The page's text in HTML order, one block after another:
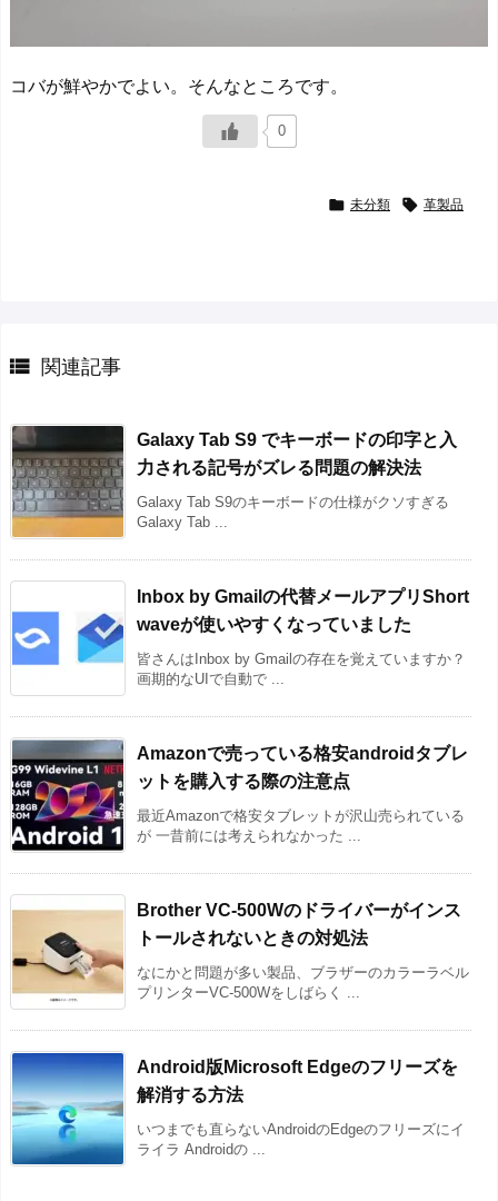
コバが鮮やかでよい。そんなところです。
0
 未分類  革製品
 関連記事
Galaxy Tab S9 でキーボードの印字と入
力される記号がズレる問題の解決法
Galaxy Tab S9のキーボードの仕様がクソすぎる
Galaxy Tab ...
Inbox by Gmailの代替メールアプリShort
waveが使いやすくなっていました
皆さんはInbox by Gmailの存在を覚えていますか？
画期的なUIで自動で ...
Amazonで売っている格安androidタブレ
ットを購入する際の注意点
最近Amazonで格安タブレットが沢山売られている
が 一昔前には考えられなかった ...
Brother VC-500Wのドライバーがインス
トールされないときの対処法
なにかと問題が多い製品、ブラザーのカラーラベル
プリンターVC-500Wをしばらく ...
Android版Microsoft Edgeのフリーズを
解消する方法
いつまでも直らないAndroidのEdgeのフリーズにイ
ライラ Androidの ...